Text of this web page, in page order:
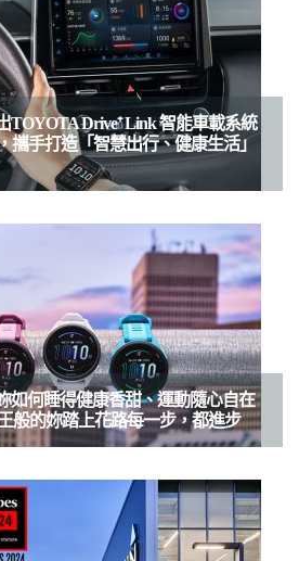
TOYOTA Drive⁺ Link 智能車載系統
攜手打造「智慧出行、健康生活」
如何睡得健康香甜、運動隨心自在
般的妳踏上花路每一步，都進步